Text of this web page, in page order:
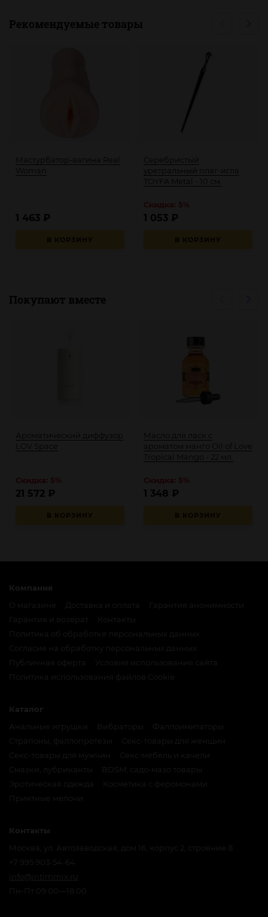
Рекомендуемые товары
Мастурбатор-вагина Real
В КОРЗИНУ
1 463 ₽
Серебристый
уретральный плаг-игла
TOYFA Metal - 10 см.
В КОРЗИНУ
1 053 ₽
Покупают вместе
Ароматический диффузор
В КОРЗИНУ
21 572 ₽
Масло для ласк с
ароматом манго Oil of Love
Tropical Mango - 22 мл.
В КОРЗИНУ
1 348 ₽
Компания
О магазине
Доставка и оплата
Гарантия анонимности
Политика об обработке персональных данных
Согласие на обработку персональных данных
Публичная оферта
Условия использования сайта
Политика использования файлов Cookie
Каталог
Анальные игрушки
Вибраторы
Фаллоимитаторы
Страпоны, фаллопротезы
Секс-товары для женщин
Секс-товары для мужчин
Секс-мебель и качели
Смазки, лубриканты
BDSM, садо-мазо товары
Эротическая одежда
Косметика с феромонами
Приятные мелочи
Контакты
Москва, ул. Автозаводская, дом 16, корпус 2, строение 8
+7 995 903-54-64
info@intimmix.ru
Пн-Пт 09:00—18:00